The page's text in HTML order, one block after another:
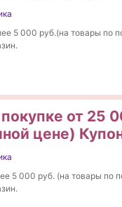
5 000 руб.(на товары по
от 25
цене)
5 000 руб. (на товары по